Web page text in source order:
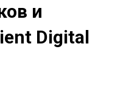
и
Digital